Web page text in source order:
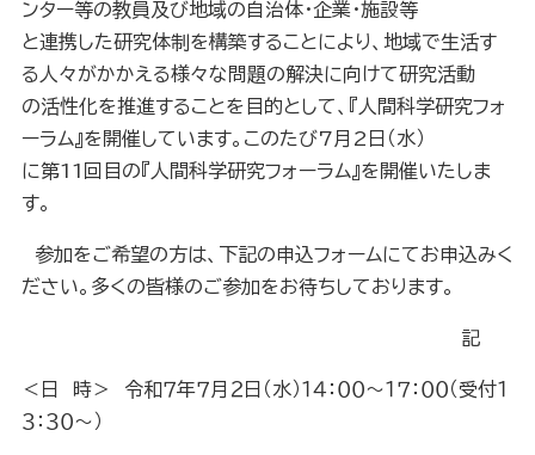
ンター等の教員及び地域の自治体・企業・施設等
と連携した研究体制を構築することにより、地域で生活す
る人々がかかえる様々な問題の解決に向けて研究活動
の活性化を推進することを目的として、『人間科学研究フォ
ーラム』を開催しています。このたび7月2日（水）
に第11回目の『人間科学研究フォーラム』を開催いたしま
す。
参加をご希望の方は、下記の申込フォームにてお申込みく
ださい。多くの皆様のご参加をお待ちしております。
記
＜日 時＞ 令和７年７月２日（水）１４：００～１７：００（受付１
３：３０～）